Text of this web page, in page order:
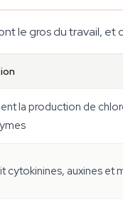
le gros du travail, et
la production de
cytokinines, auxines et